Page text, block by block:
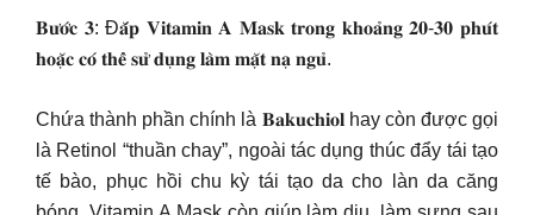
𝐁𝐮̛𝐨̛́𝐜 𝟑: Đ𝐚̆́𝐩 𝐕𝐢𝐭𝐚𝐦𝐢𝐧 𝐀 𝐌𝐚𝐬𝐤 𝐭𝐫𝐨𝐧𝐠 𝐤𝐡𝐨𝐚̉𝐧𝐠 𝟐𝟎-𝟑𝟎 𝐩𝐡𝐮́𝐭
𝐡𝐨𝐚̣̆𝐜 𝐜𝐨́ 𝐭𝐡𝐞̂̉ 𝐬𝐮̛̉ 𝐝𝐮̣𝐧𝐠 𝐥𝐚̀𝐦 𝐦𝐚̣̆𝐭 𝐧𝐚̣ 𝐧𝐠𝐮̉.
Chứa thành phần chính là 𝐁𝐚𝐤𝐮𝐜𝐡𝐢𝐨𝐥 hay còn được gọi
là Retinol “thuần chay”, ngoài tác dụng thúc đẩy tái tạo
tế bào, phục hồi chu kỳ tái tạo da cho làn da căng